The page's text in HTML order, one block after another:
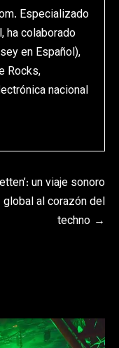
Especializado
ha colaborado
en Español),
Rocks,
nacional
un viaje sonoro
global al corazón del
techno